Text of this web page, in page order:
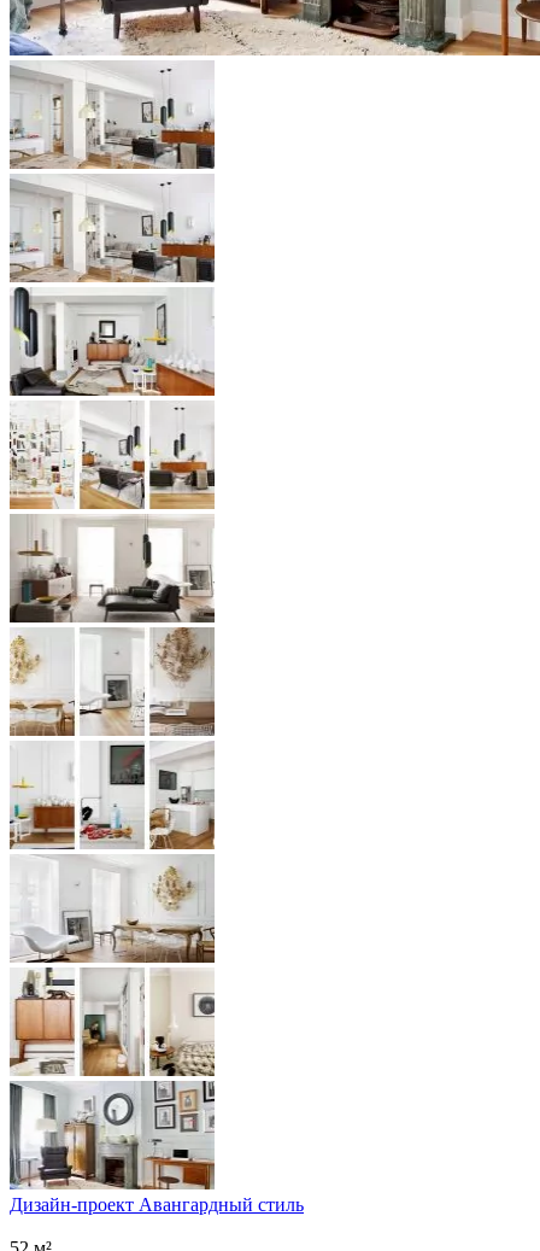
Дизайн-проект Авангардный стиль